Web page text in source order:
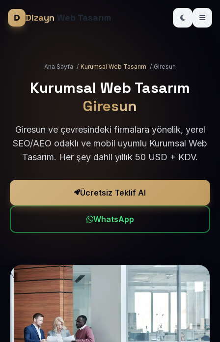
Dizayn Web Tasarım
Ana Sayfa / Kurumsal Web Tasarım / Giresun
Kurumsal Web Tasarım
Giresun
Giresun ve çevresindeki firmalara yönelik, yerel
SEO/AEO odaklı ve mobil uyumlu Kurumsal Web
Tasarım. Her şey dahil yıllık 50 USD + KDV.
Ücretsiz Teklif Al
WhatsApp